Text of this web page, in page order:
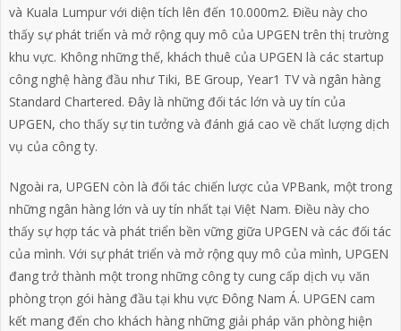
và Kuala Lumpur với diện tích lên đến 10.000m2. Điều này cho
thấy sự phát triển và mở rộng quy mô của UPGEN trên thị trường
khu vực. Không những thế, khách thuê của UPGEN là các startup
công nghệ hàng đầu như Tiki, BE Group, Year1 TV và ngân hàng
Standard Chartered. Đây là những đối tác lớn và uy tín của
UPGEN, cho thấy sự tin tưởng và đánh giá cao về chất lượng dịch
vụ của công ty.
Ngoài ra, UPGEN còn là đối tác chiến lược của VPBank, một trong
những ngân hàng lớn và uy tín nhất tại Việt Nam. Điều này cho
thấy sự hợp tác và phát triển bền vững giữa UPGEN và các đối tác
của mình. Với sự phát triển và mở rộng quy mô của mình, UPGEN
đang trở thành một trong những công ty cung cấp dịch vụ văn
phòng trọn gói hàng đầu tại khu vực Đông Nam Á. UPGEN cam
kết mang đến cho khách hàng những giải pháp văn phòng hiện